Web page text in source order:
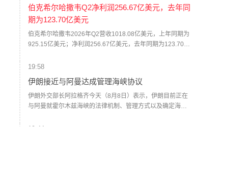
值得一提的是，与上一次飞天茅台酒单品提价不同，除飞天
茅台之外，五星、经典版马年生肖、精品茅台三款产品售价
也有所上调，分别涨至1743元/瓶、1951元/瓶、2410元/瓶。
据了解，取消自营体系分销模式后，茅台自营体系由线下自
于掌握定价主导权。随着“i茅台”的出现，价格主导权已经从经
销商和黄牛手中转移到厂方。公司可以根据实时动态，调节
传统渠道发货与i茅台的供货节奏，在挤压灰色炒作空间的同
伯克希尔哈撒韦Q2净利润256.67亿美元，去年同
期为123.70亿美元
伯克希尔哈撒韦2026年Q2营收1018.08亿美元，上年同期为
925.15亿美元；净利润256.67亿美元，去年同期为123.70亿
元。
19:58
伊朗接近与阿曼达成管理海峡协议
伊朗外交部长阿拉格齐今天（8月8日）表示，伊朗目前正在
与阿曼就霍尔木兹海峡的法律机制、管理方式以及确定海峡
是，霍尔木兹海峡能否重新开放还取决于其他条件，包括美
19:44